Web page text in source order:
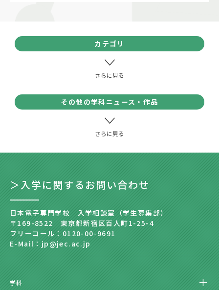
カテゴリ
その他の学科ニュース・作品
＞入学に関するお問い合わせ
日本電子専門学校 入学相談室（学生募集部）
〒169-8522 東京都新宿区百人町1-25-4
フリーコール：0120-00-9691
E-Mail：jp@jec.ac.jp
学科